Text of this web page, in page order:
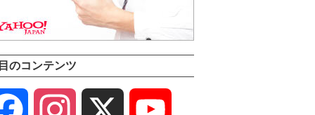
のコンテンツ
Facebook Instagram